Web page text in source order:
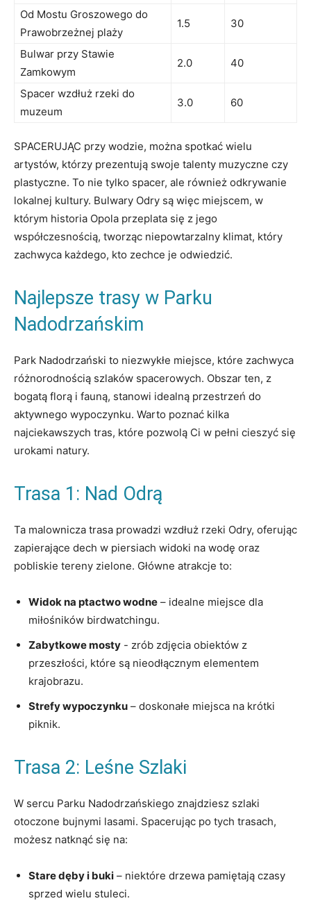
Od Mostu Groszowego do
Prawobrzeżnej plaży
1.5 30
Bulwar przy Stawie
Zamkowym
2.0 40
Spacer wzdłuż rzeki do
muzeum
3.0 60
SPACERUJĄC ⁤przy wodzie, ⁤można spotkać wielu
artystów, którzy prezentują swoje talenty muzyczne czy
plastyczne.‍ To⁤ nie tylko‍ spacer, ale również odkrywanie
lokalnej kultury. Bulwary​ Odry‍ są więc miejscem, w
którym historia Opola przeplata się z jego
współczesnością, tworząc niepowtarzalny klimat, który
zachwyca każdego, kto zechce je odwiedzić.
Najlepsze trasy ‍w Parku‌
Nadodrzańskim
Park Nadodrzański to niezwykłe miejsce, które ​zachwyca
‌różnorodnością szlaków spacerowych. Obszar ten, z⁤
bogatą florą‍ i fauną, stanowi idealną przestrzeń do
‍aktywnego wypoczynku.‌ Warto poznać kilka
najciekawszych tras, ⁤które ⁤pozwolą Ci ⁢w pełni cieszyć się
urokami ‍natury.
Trasa 1: Nad Odrą
Ta malownicza trasa prowadzi wzdłuż rzeki ​Odry, oferując
zapierające dech w piersiach widoki na wodę⁢ oraz
pobliskie tereny zielone. Główne atrakcje to:
Widok na ptactwo wodne – idealne miejsce dla
miłośników birdwatchingu.
Zabytkowe ⁤mosty -⁢ zrób zdjęcia obiektów z
przeszłości, ‍które są nieodłącznym⁣ elementem
krajobrazu.
Strefy wypoczynku – doskonałe miejsca na krótki
piknik.
Trasa 2: ⁤Leśne Szlaki
W sercu Parku Nadodrzańskiego znajdziesz szlaki
otoczone bujnymi lasami. Spacerując⁢ po tych trasach,
możesz natknąć się na:
Stare‍ dęby i ⁤buki – ⁢niektóre ​drzewa​ pamiętają ‍czasy
sprzed wielu stuleci.